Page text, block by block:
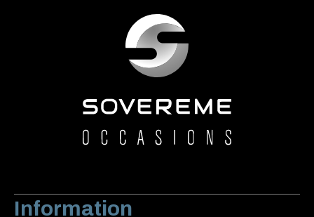
Information